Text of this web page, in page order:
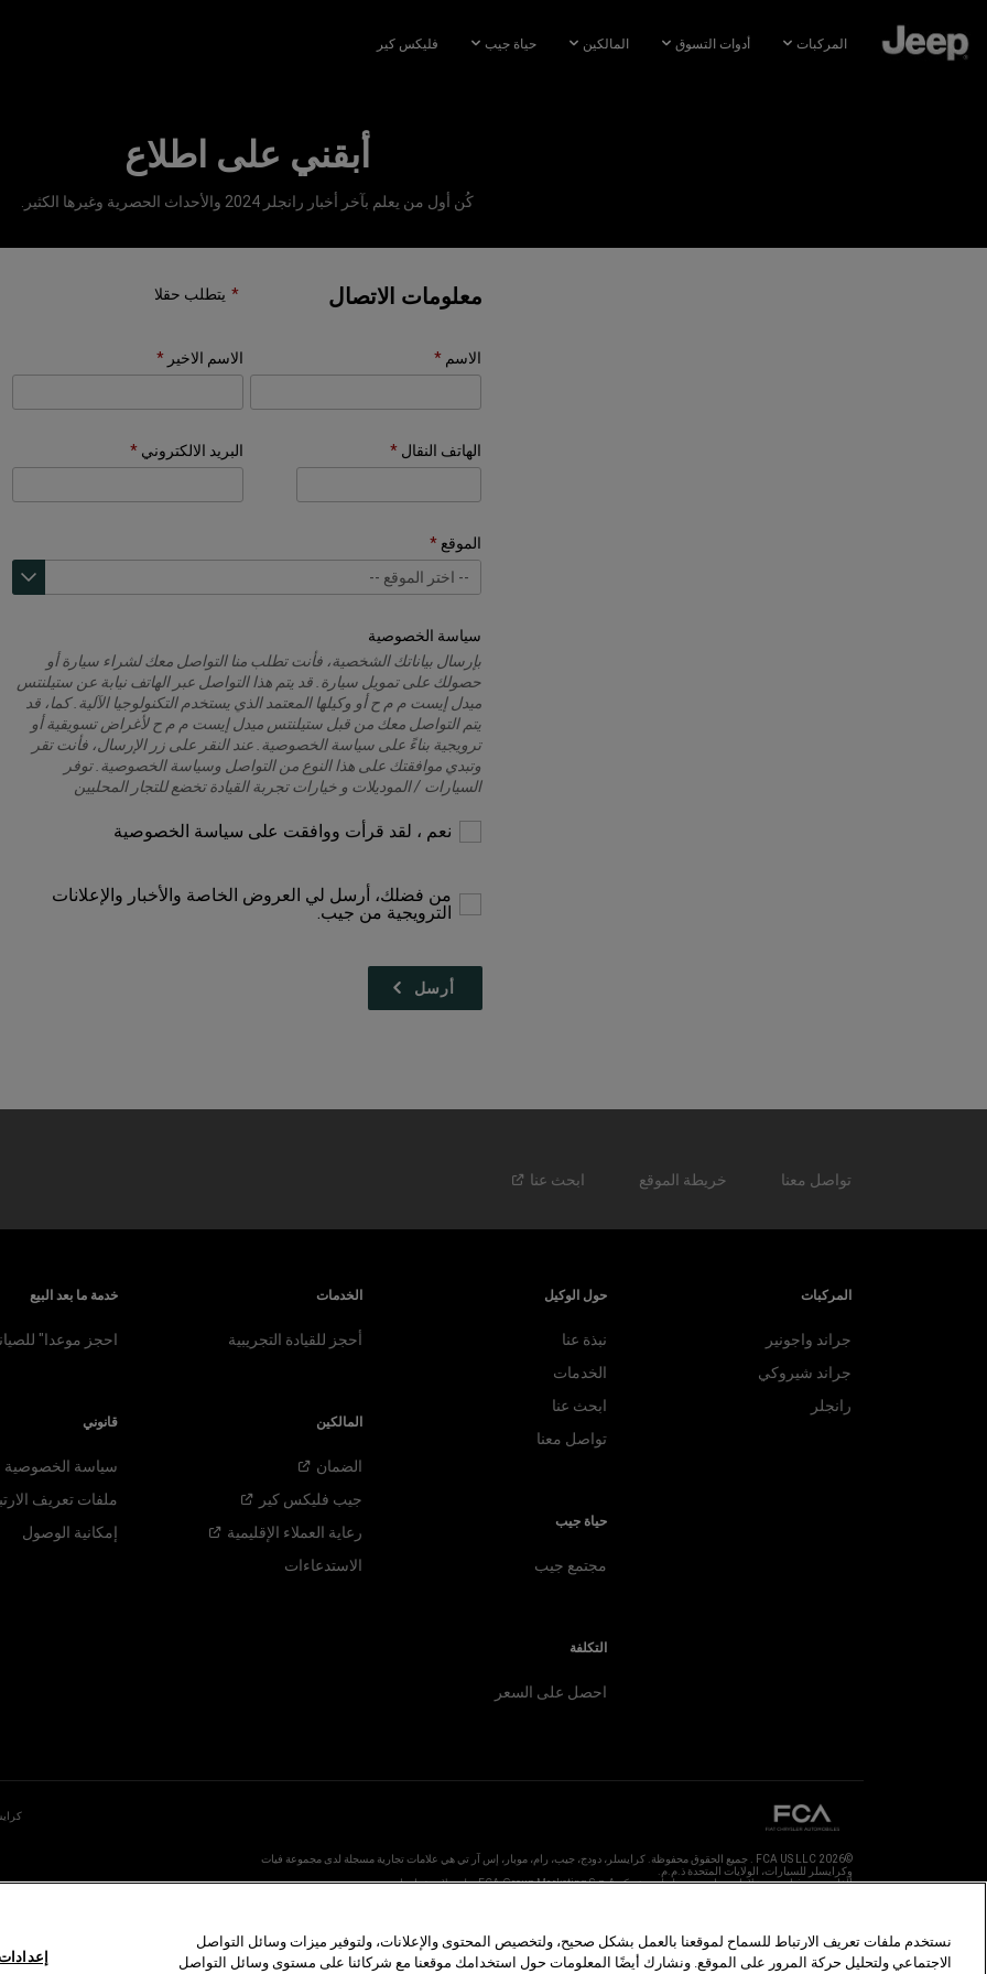
MAIN
CONTENT
المركبات أدوات التسوق المالكين حياة جيب فليكس كير
أبقني على اطلاع
كُن أول من يعلم بآخر أخبار رانجلر 2024 والأحداث الحصرية وغيرها الكثير.
معلومات الاتصال يتطلب حقلا
الاسم الاسم الاخير
الهاتف النقال البريد الالكتروني
الموقع
-- اختر الموقع --
-- اختر الموقع --
غرغور أوتوموتيف كومباني ش.م.ل - درة
سياسة الخصوصية
بإرسال بياناتك الشخصية، فأنت تطلب منا التواصل معك لشراء سيارة أو
حصولك على تمويل سيارة. قد يتم هذا التواصل عبر الهاتف نيابة عن ستيلنتس
ميدل إيست م م ح أو وكيلها المعتمد الذي يستخدم التكنولوجيا الآلية. كما، قد
يتم التواصل معك من قبل ستيلنتس ميدل إيست م م ح لأغراض تسويقية أو
ترويجية بناءً على سياسة الخصوصية. عند النقر على زر الإرسال، فأنت تقر
وتبدي موافقتك على هذا النوع من التواصل وسياسة الخصوصية. توفر
السيارات / الموديلات و خيارات تجربة القيادة تخضع للتجار المحليين
نعم ، لقد قرأت ووافقت على سياسة الخصوصيةيرجى
من فضلك، أرسل لي العروض الخاصة والأخبار والإعلانات
الترويجية من جيب.
تواصل معنا خريطة الموقع ابحث عنا
المركبات
جراند واجونير
جراند شيروكي
رانجلر
حول الوكيل
نبذة عنا
الخدمات
ابحث عنا
تواصل معنا
حياة جيب
مجتمع جيب
التكلفة
احصل على السعر
الخدمات
أحجز للقيادة التجريبية
المالكين
الضمان
جيب فليكس كير
رعاية العملاء الإقليمية
الاستدعاءات
خدمة ما بعد البيع
احجز موعدا"
قانوني
سياسة الخصوصية
ملفات تعريف
إمكانية الوصول
©2026 FCA US LLC . جميع الحقوق محفوظة. كرايسلر، دودج، جيب، رام، موبار، إس آر تي هي علامات تجارية مسجلة لدى مجموعة فيات
ألفا روميو وفيات هي علامات تجارية مسجلة لدى شركة FCA Group Marketing S.p.A ويلزم لاستخدامها تصريح.
نستخدم ملفات تعريف الارتباط للسماح لموقعنا بالعمل بشكل صحيح، ولتخصيص المحتوى والإعلانات، ولتوفير ميزات وسائل التواصل
الاجتماعي ولتحليل حركة المرور على الموقع. ونشارك أيضًا المعلومات حول استخدامك موقعنا مع شركائنا على مستوى وسائل التواصل